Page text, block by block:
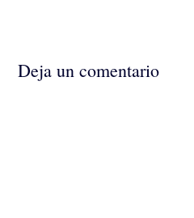
Deja un comentario